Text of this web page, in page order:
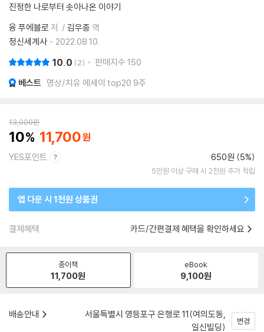
진정한 나로부터 솟아나온 이야기
융 푸에블로 저 김우종 역
정신세계사
2022.08.10.
10.0 2 판매지수 150
베스트 명상/치유 에세이 top20 9주
13,000원
10 11,700
YES포인트 650원 (5%)
5만원 이상 구매 시 2천원 추가 적립
앱 다운 시 1천원 상품권
결제혜택 카드/간편결제 혜택을 확인하세요
종이책
11,700원
eBook
9,100원
배송안내
서울특별시 영등포구 은행로 11(여의도동,
일신빌딩)
변경